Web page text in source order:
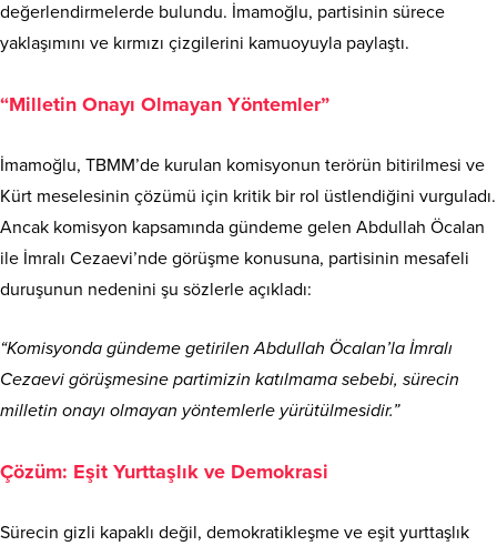
değerlendirmelerde bulundu. İmamoğlu, partisinin sürece
yaklaşımını ve kırmızı çizgilerini kamuoyuyla paylaştı.
“Milletin Onayı Olmayan Yöntemler”
İmamoğlu, TBMM’de kurulan komisyonun terörün bitirilmesi ve
Kürt meselesinin çözümü için kritik bir rol üstlendiğini vurguladı.
Ancak komisyon kapsamında gündeme gelen Abdullah Öcalan
ile İmralı Cezaevi’nde görüşme konusuna, partisinin mesafeli
duruşunun nedenini şu sözlerle açıkladı:
“Komisyonda gündeme getirilen Abdullah Öcalan’la İmralı
Cezaevi görüşmesine partimizin katılmama sebebi, sürecin
milletin onayı olmayan yöntemlerle yürütülmesidir.”
Çözüm: Eşit Yurttaşlık ve Demokrasi
Sürecin gizli kapaklı değil, demokratikleşme ve eşit yurttaşlık